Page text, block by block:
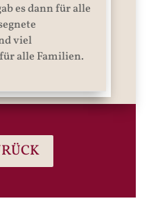
es dann für alle
viel
alle Familien.